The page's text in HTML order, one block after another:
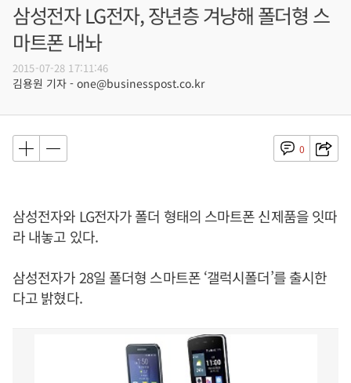
삼성전자 LG전자, 장년층 겨냥해 폴더형 스
마트폰 내놔
2015-07-28 17:11:46
김용원 기자 - one@businesspost.co.kr
0
삼성전자와 LG전자가 폴더 형태의 스마트폰 신제품을 잇따
라 내놓고 있다.
삼성전자가 28일 폴더형 스마트폰 ‘갤럭시폴더’를 출시한
다고 밝혔다.